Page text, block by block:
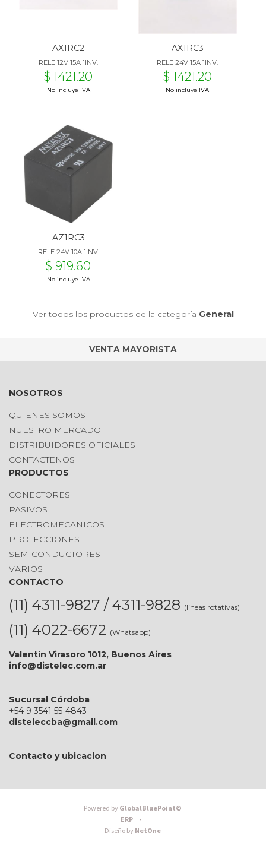
AX1RC2
RELE 12V 15A 1INV.
$ 1421.20
No incluye IVA
AX1RC3
RELE 24V 15A 1INV.
$ 1421.20
No incluye IVA
AZ1RC3
RELE 24V 10A 1INV.
$ 919.60
No incluye IVA
Ver todos los productos de la categoría General
VENTA MAYORISTA
NOSOTROS
QUIENES SOMOS
NUESTRO MERCADO
DISTRIBUIDORES OFICIALES
CONTACTENOS
PRODUCTOS
CONECTORES
PASIVOS
ELECTROMECANICOS
PROTECCIONES
SEMICONDUCTORES
VARIOS
CONTACTO
(11) 4311-9827 / 4311-9828 (lineas rotativas)
(11) 4022-6672 (Whatsapp)
Valentín Virasoro 1012, Buenos Aires
info@distelec.com.ar
Sucursal Córdoba
+54 9 3541 55-4843
disteleccba@gmail.com
Contacto y ubicacion
Powered byGlobalBluePoint©
ERP -
Diseño byNetOne